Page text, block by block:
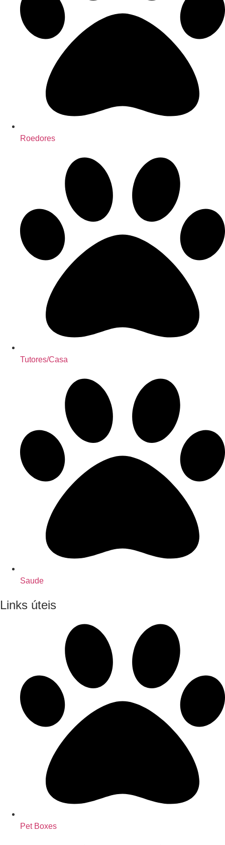
Roedores
Tutores/Casa
Saude
Links úteis
Pet Boxes